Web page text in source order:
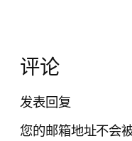
评论
发表回复
您的邮箱地址不会